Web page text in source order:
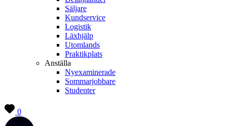
Säljare
Kundservice
Logistik
Läxhjälp
Utomlands
Praktikplats
Anställa
Nyexaminerade
Sommarjobbare
Studenter
0